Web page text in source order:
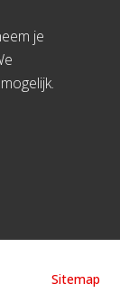
je
Sitemap